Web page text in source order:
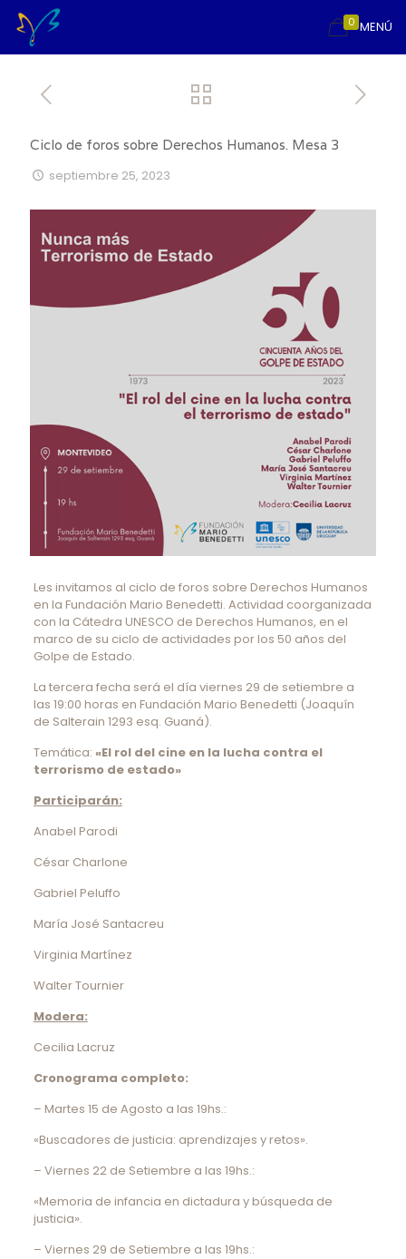
MENÚ
0
Ciclo de foros sobre Derechos Humanos. Mesa 3
septiembre 25, 2023
Les invitamos al ciclo de foros sobre Derechos Humanos
en la Fundación Mario Benedetti. Actividad coorganizada
con la Cátedra UNESCO de Derechos Humanos, en el
marco de su ciclo de actividades por los 50 años del
Golpe de Estado.
La tercera fecha será el día viernes 29 de setiembre a
las 19:00 horas en Fundación Mario Benedetti (Joaquín
de Salterain 1293 esq. Guaná).
Temática: «El rol del cine en la lucha contra el
terrorismo de estado»
Participarán:
Anabel Parodi
César Charlone
Gabriel Peluffo
María José Santacreu
Virginia Martínez
Walter Tournier
Modera:
Cecilia Lacruz
Cronograma completo:
– Martes 15 de Agosto a las 19hs.:
«Buscadores de justicia: aprendizajes y retos».
– Viernes 22 de Setiembre a las 19hs.:
«Memoria de infancia en dictadura y búsqueda de
justicia».
– Viernes 29 de Setiembre a las 19hs.: